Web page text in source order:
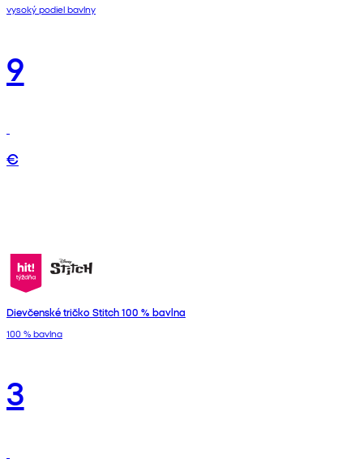
vysoký podiel bavlny
9
€
Dievčenské tričko Stitch 100 % bavlna
100 % bavlna
3